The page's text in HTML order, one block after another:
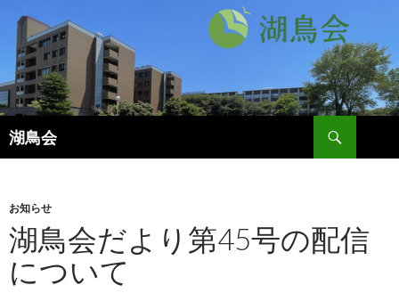
湖鳥会
検
索
ン
ツ
へ
ス
キ
お知らせ
湖鳥会だより第45号の配信
について